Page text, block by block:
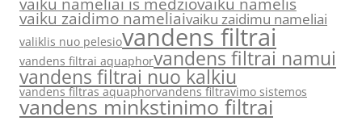
vaiku zaidimo nameliaivaiku zaidimu nameliai
valiklis nuo pelesiovandens filtrai
vandens filtrai aquaphorvandens filtrai namui
vandens filtrai nuo kalkiu
vandens filtras aquaphorvandens filtravimo sistemos
vandens minkstinimo filtrai